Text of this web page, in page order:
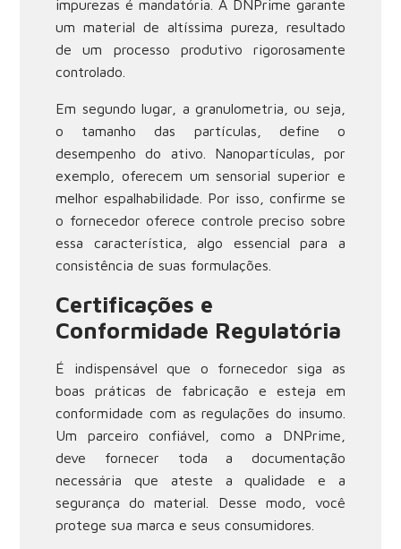
impurezas é mandatória. A DNPrime garante
um material de altíssima pureza, resultado
de um processo produtivo rigorosamente
controlado.
Em segundo lugar, a granulometria, ou seja,
o tamanho das partículas, define o
desempenho do ativo. Nanopartículas, por
exemplo, oferecem um sensorial superior e
melhor espalhabilidade. Por isso, confirme se
o fornecedor oferece controle preciso sobre
essa característica, algo essencial para a
consistência de suas formulações.
Certificações e
Conformidade Regulatória
É indispensável que o fornecedor siga as
boas práticas de fabricação e esteja em
conformidade com as regulações do insumo.
Um parceiro confiável, como a DNPrime,
deve fornecer toda a documentação
necessária que ateste a qualidade e a
segurança do material. Desse modo, você
protege sua marca e seus consumidores.